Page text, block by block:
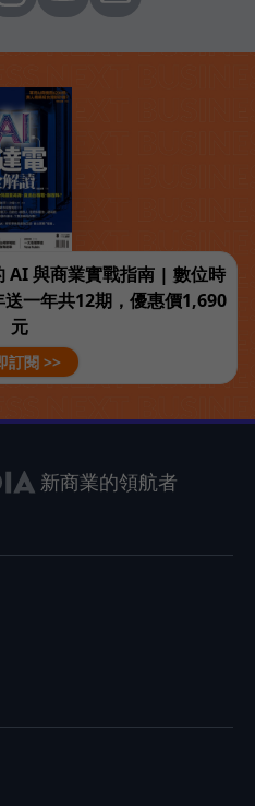
AI 與商業實戰指南 | 數位時
一年共12期，優惠價1,690
元
訂閱 >>
新商業的領航者